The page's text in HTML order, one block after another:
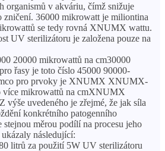
organismů v akváriu, čímž snižuje
zničení. 36000 mikrowatt je miliontina
se tedy rovná XNUMX wattu.
UV sterilizátoru je založena pouze na
20000 mikrowattů na cm30000
řasy je toto číslo 45000 90000-
pro prvoky je XNUMX XNUMX-
mikrowattů na cmXNUMX
výše uvedeného je zřejmé, že jak síla
konkrétního patogenního
měrou podílí na procesu jeho
následující:
litrů za použití 5W UV sterilizátoru